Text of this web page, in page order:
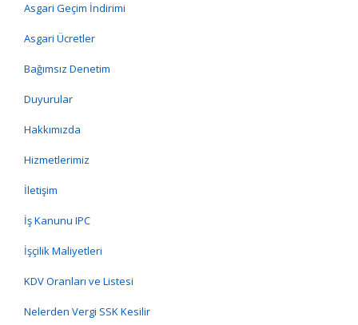
Asgari Geçim İndirimi
Asgari Ücretler
Bağımsız Denetim
Duyurular
Hakkımızda
Hizmetlerimiz
İletişim
İş Kanunu IPC
İşçilik Maliyetleri
KDV Oranları ve Listesi
Nelerden Vergi SSK Kesilir